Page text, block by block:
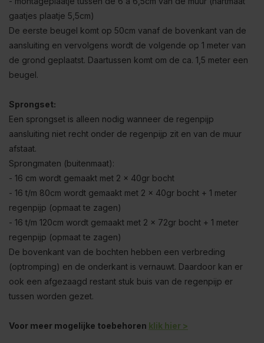
gaatjes plaatje 5,5cm)
De eerste beugel komt op 50cm vanaf de bovenkant van de
aansluiting en vervolgens wordt de volgende op 1 meter van
de grond geplaatst. Daartussen komt om de ca. 1,5 meter een
beugel.
Sprongset:
Een sprongset is alleen nodig wanneer de regenpijp
aansluiting niet recht onder de regenpijp zit en van de muur
afstaat.
Sprongmaten (buitenmaat):
- 16 cm wordt gemaakt met 2 x 40gr bocht
- 16 t/m 80cm wordt gemaakt met 2 x 40gr bocht + 1 meter
regenpijp (opmaat te zagen)
- 16 t/m 120cm wordt gemaakt met 2 x 72gr bocht + 1 meter
regenpijp (opmaat te zagen)
De bovenkant van de bochten hebben een verbreding
(optromping) en de onderkant is vernauwt. Daardoor kan er
ook een afgezaagd restant stuk buis van de regenpijp er
tussen worden gezet.
Voor meer mogelijke toebehoren klik hier >